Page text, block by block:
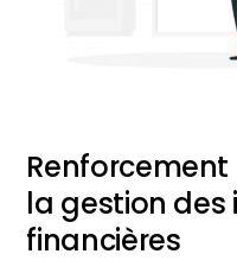
la gestion
financières